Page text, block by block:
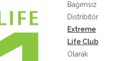
Bağımsız
Distribitör
Extreme
Life Club
Olarak